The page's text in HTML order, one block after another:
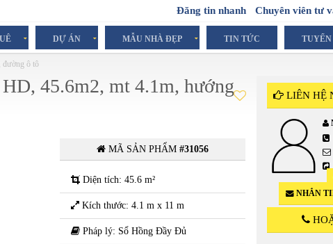
Đăng tin nhanh Chuyên viên tư
DỰ ÁN MẪU NHÀ ĐẸP TIN TỨC TUYỂN
đường ô tô
45.6m2, mt 4.1m, hướng
MÃ SẢN PHẨM#31056
Diện tích: 45.6 m²
Kích thước: 4.1 m x 11 m
Pháp lý: Sổ Hồng Đầy Đủ
LIÊN HỆ
NHẮN